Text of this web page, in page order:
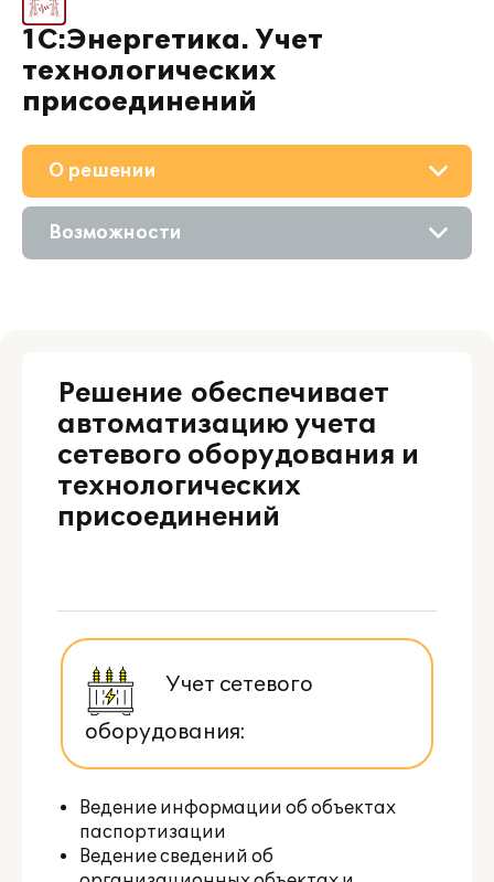
1С:Энергетика. Учет
технологических
присоединений
О решении
Приобретение
Партнерам
Возможности
Сравнение версий
Решение обеспечивает
автоматизацию учета
сетевого оборудования и
технологических
присоединений
Учет сетевого
оборудования:
Ведение информации об объектах
паспортизации
Ведение сведений об